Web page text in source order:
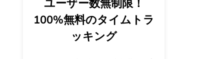
ユーザー数無制限！
100%無料のタイムトラ
ッキング